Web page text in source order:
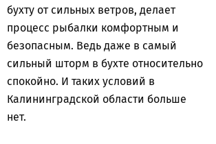
бухту от сильных ветров, делает
процесс рыбалки комфортным и
безопасным. Ведь даже в самый
сильный шторм в бухте относительно
спокойно. И таких условий в
Калининградской области больше
нет.